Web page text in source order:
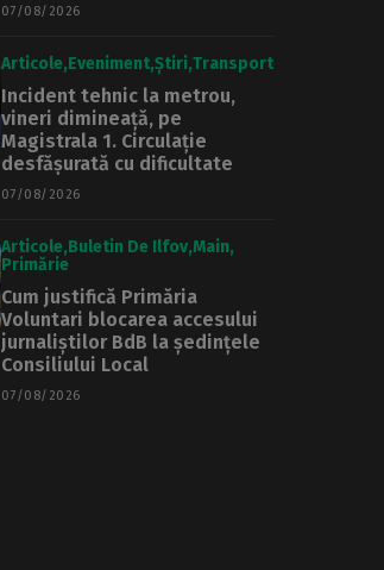
07/08/2026
Articole Eveniment Știri Transport
Incident tehnic la metrou,
vineri dimineață, pe
Magistrala 1. Circulație
desfășurată cu dificultate
07/08/2026
Articole Buletin De Ilfov Main
Primărie
Cum justifică Primăria
Voluntari blocarea accesului
jurnaliștilor BdB la ședințele
Consiliului Local
07/08/2026